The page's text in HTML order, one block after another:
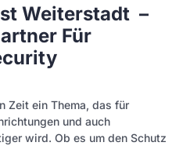
Weiterstadt –
Für
Zeit ein Thema, das für
und auch
wird. Ob es um den Schutz